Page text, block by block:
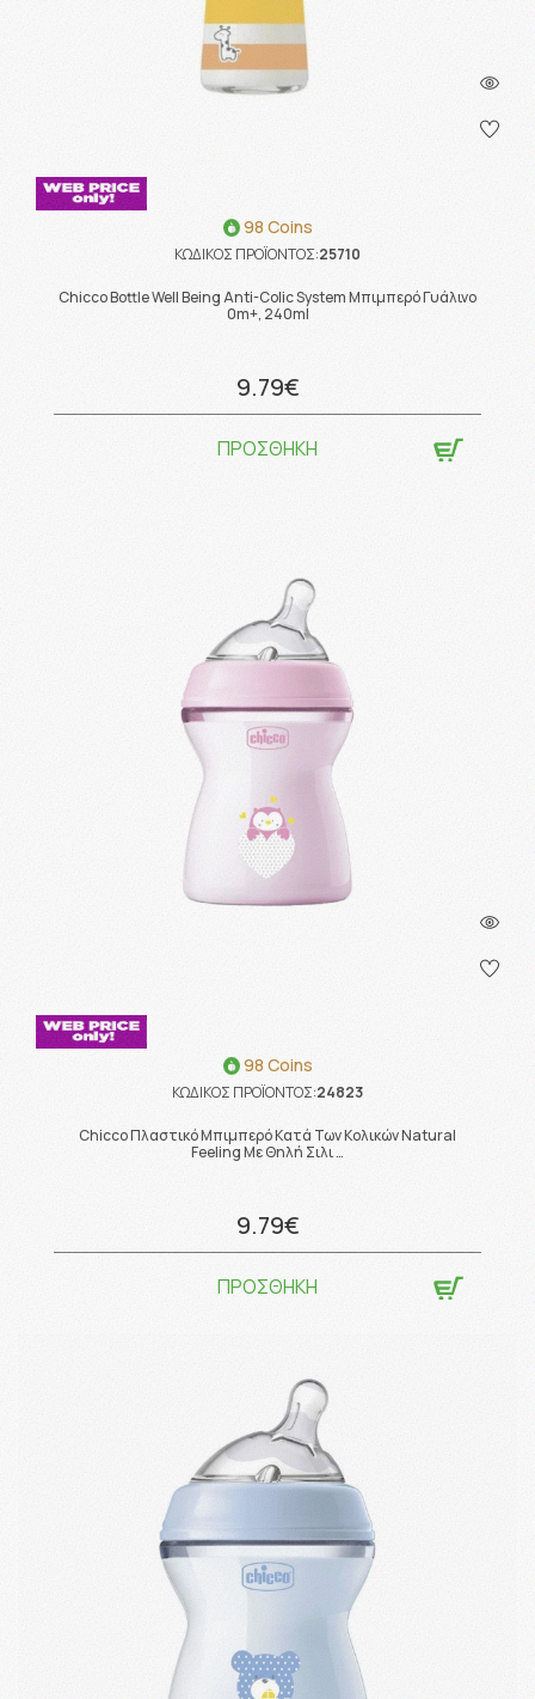
98 Coins
ΚΩΔΙΚΟΣ ΠΡΟΪΟΝΤΟΣ:25710
Chicco Bottle Well Being Anti-Colic System Μπιμπερό Γυάλινο
0m+, 240ml
9.79€
ΠΡΟΣΘΗΚΗ
98 Coins
ΚΩΔΙΚΟΣ ΠΡΟΪΟΝΤΟΣ:24823
Chicco Πλαστικό Μπιμπερό Κατά Των Κολικών Natural
Feeling Με Θηλή Σιλι …
9.79€
ΠΡΟΣΘΗΚΗ